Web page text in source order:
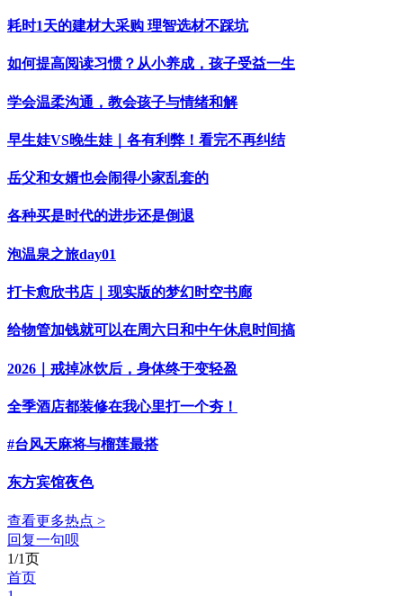
耗时1天的建材大采购 理智选材不踩坑
如何提高阅读习惯？从小养成，孩子受益一生
学会温柔沟通，教会孩子与情绪和解
早生娃VS晚生娃｜各有利弊！看完不再纠结
岳父和女婿也会闹得小家乱套的
各种买是时代的进步还是倒退
泡温泉之旅day01
打卡愈欣书店｜现实版的梦幻时空书廊
给物管加钱就可以在周六日和中午休息时间搞
2026｜戒掉冰饮后，身体终于变轻盈
全季酒店都装修在我心里打一个夯！
#台风天麻将与榴莲最搭
东方宾馆夜色
查看更多热点 >
回复一句呗
1/1页
首页